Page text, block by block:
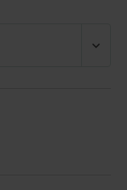
pour sceller